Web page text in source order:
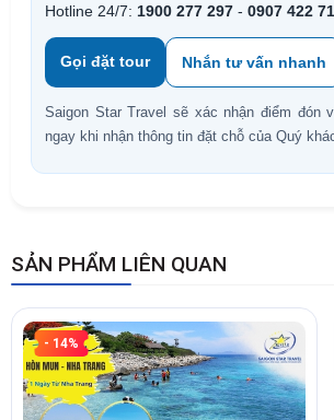
Hotline 24/7: 1900 277 297 - 0907 422
Gọi đặt tour Nhắn tư vấn nhanh
Saigon Star Travel sẽ xác nhận điểm đón
ngay khi nhận thông tin đặt chỗ của Quý
SẢN PHẨM LIÊN QUAN
- 14%